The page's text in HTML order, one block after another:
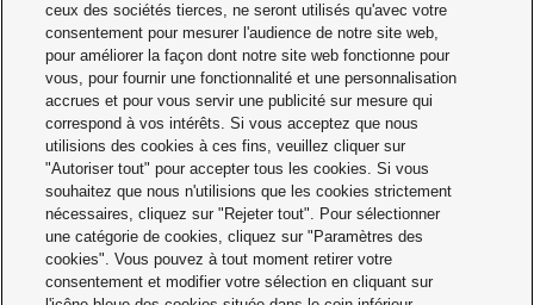
Bouloneuse EY7552LJ2G / EY7552X
Compact body length: 214mm
Lightweight 2.6kg
High power: max. 470Nm
New twin hammer block design
Battery capacity indication lamp
ceux des sociétés tierces, ne seront utilisés qu'avec votre
consentement pour mesurer l'audience de notre site web,
pour améliorer la façon dont notre site web fonctionne pour
vous, pour fournir une fonctionnalité et une personnalisation
accrues et pour vous servir une publicité sur mesure qui
correspond à vos intérêts. Si vous acceptez que nous
utilisions des cookies à ces fins, veuillez cliquer sur
"Autoriser tout" pour accepter tous les cookies. Si vous
souhaitez que nous n'utilisions que les cookies strictement
nécessaires, cliquez sur "Rejeter tout". Pour sélectionner
une catégorie de cookies, cliquez sur "Paramètres des
cookies". Vous pouvez à tout moment retirer votre
consentement et modifier votre sélection en cliquant sur